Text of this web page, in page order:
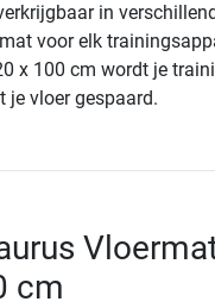
in
voor elk
x 100 cm wordt je
je vloer gespaard.
cm